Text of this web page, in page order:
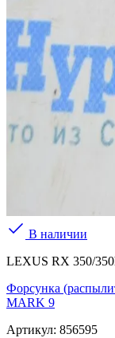
В наличии
LEXUS RX 350/
Форсунка
MARK 9
Артикул: 856595